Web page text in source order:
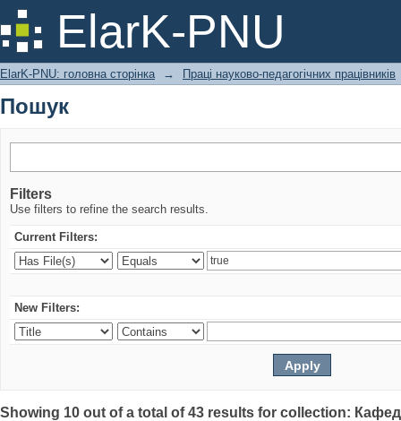
ElarK-PNU
Пошук
ElarK-PNU: головна сторінка → Праці науково-педагогічних працівників
Пошук
Filters
Use filters to refine the search results.
Current Filters:
New Filters:
Showing 10 out of a total of 43 results for collection: